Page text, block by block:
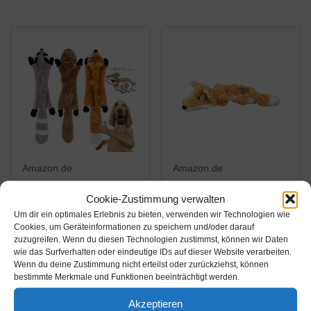
Cookie-Zustimmung verwalten
Um dir ein optimales Erlebnis zu bieten, verwenden wir Technologien wie
Cookies, um Geräteinformationen zu speichern und/oder darauf
zuzugreifen. Wenn du diesen Technologien zustimmst, können wir Daten
wie das Surfverhalten oder eindeutige IDs auf dieser Website verarbeiten.
Wenn du deine Zustimmung nicht erteilst oder zurückziehst, können
bestimmte Merkmale und Funktionen beeinträchtigt werden.
Akzeptieren
Amazon.de
YAMI 3 Pack Hund
Quietschende Kauen
Spielzeug Keine
Füllung Hund
Spielzeug Plüsch Tier
Amazon / Ebay
Produkt ansehen*
Amazon.de
15,63€
KONG – Scrunch
Knots Fox – Innere
Geknotete Seile und
Minimale Füllung für
Weniger Unordnung –
Für Mittelgroße/Große
Amazon / Ebay
Produkt ansehen*